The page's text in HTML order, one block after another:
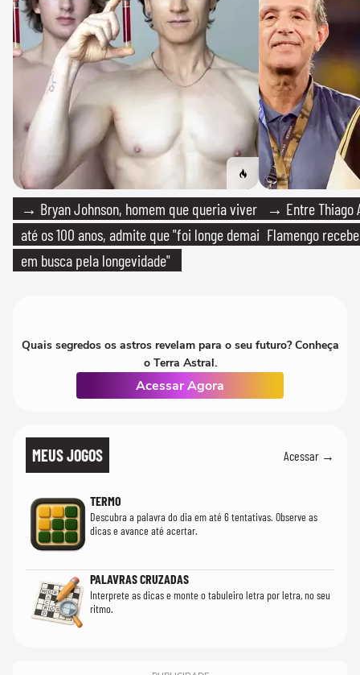
→ Bryan Johnson, homem que queria viver
até os 100 anos, admite que "foi longe demais
em busca pela longevidade"
→ Entre Thiago
Flamengo
Quais segredos os astros revelam para o seu futuro? Conheça
o Terra Astral.
Acessar Agora
MEUS JOGOS Acessar →
TERMO
Descubra a palavra do dia em até 6 tentativas. Observe as
dicas e avance até acertar.
PALAVRAS CRUZADAS
Interprete as dicas e monte o tabuleiro letra por letra, no seu
ritmo.